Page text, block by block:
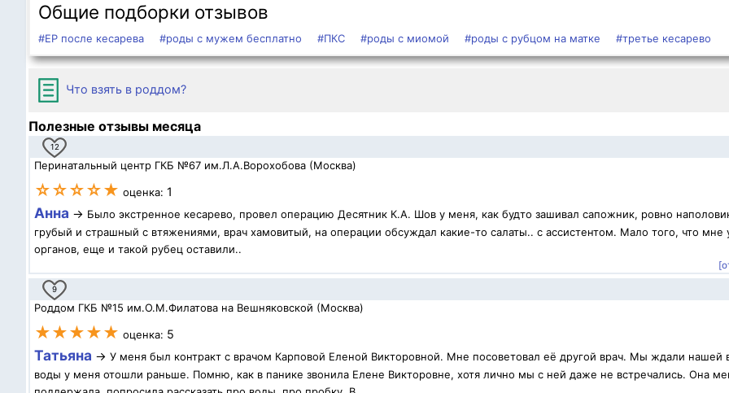
Общие подборки отзывов
#ЕР после кесарева #роды с мужем бесплатно #ПКС #роды с миомой #роды с рубцом на матке #третье кесарево
Что взять в роддом?
Полезные отзывы месяца
12
Перинатальный центр ГКБ №67 им.Л.А.Ворохобова (Москва)
☆☆☆☆★ оценка: 1
Анна → Было экстренное кесарево, провел операцию Десятник К.А. Шов у меня, как будто зашивал сапожник, ровно
грубый и страшный с втяжениями, врач хамовитый, на операции обсуждал какие-то салаты.. с ассистентом. Мало того, что мне
органов, еще и такой рубец оставили..
9
Роддом ГКБ №15 им.О.М.Филатова на Вешняковской (Москва)
★★★★★ оценка: 5
Татьяна → У меня был контракт с врачом Карповой Еленой Викторовной. Мне посоветовал её другой врач. Мы ждали нашей
воды у меня отошли раньше. Помню, как в панике звонила Елене Викторовне, хотя лично мы с ней даже не встречались. Она